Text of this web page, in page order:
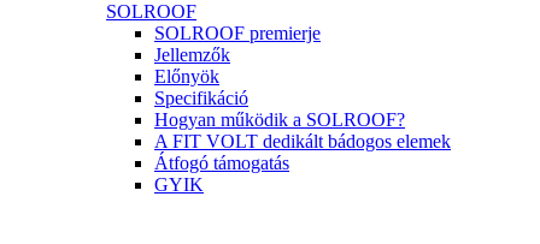
SOLROOF
SOLROOF premierje
Jellemzők
Előnyök
Specifikáció
Hogyan működik a SOLROOF?
A FIT VOLT dedikált bádogos elemek
Átfogó támogatás
GYIK